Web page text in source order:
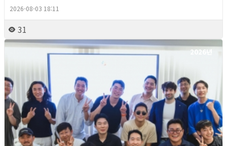
2026-08-03 18:11
31
2026년